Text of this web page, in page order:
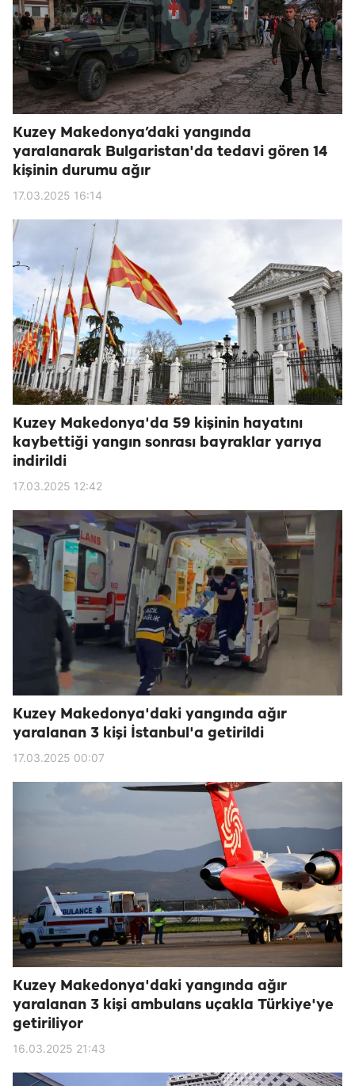
Kuzey Makedonya’daki yangında
yaralanarak Bulgaristan'da tedavi gören 14
kişinin durumu ağır
17.03.2025 16:14
Kuzey Makedonya'da 59 kişinin hayatını
kaybettiği yangın sonrası bayraklar yarıya
indirildi
17.03.2025 12:42
Kuzey Makedonya'daki yangında ağır
yaralanan 3 kişi İstanbul'a getirildi
17.03.2025 00:07
Kuzey Makedonya'daki yangında ağır
yaralanan 3 kişi ambulans uçakla Türkiye'ye
getiriliyor
16.03.2025 21:43